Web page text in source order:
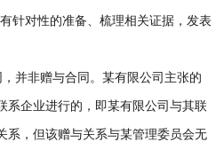
针对性的准备、梳理相关证据，发表
并非赠与合同。某有限公司主张的
系企业进行的，即某有限公司与其联
系，但该赠与关系与某管理委员会无